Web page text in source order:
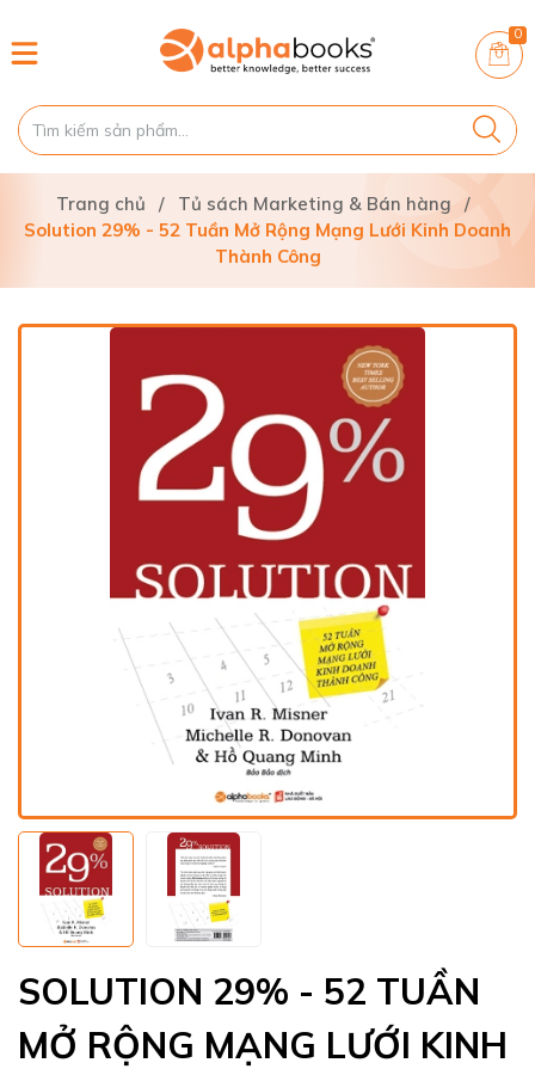
0
Trang chủ / Tủ sách Marketing & Bán hàng
/
Solution 29% - 52 Tuần Mở Rộng Mạng Lưới Kinh Doanh
Thành Công
SOLUTION 29% - 52 TUẦN
MỞ RỘNG MẠNG LƯỚI KINH